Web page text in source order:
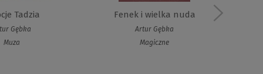
Tadzia
Gębka
Muza
Fenek i wielka nuda
Artur Gębka
Magiczne